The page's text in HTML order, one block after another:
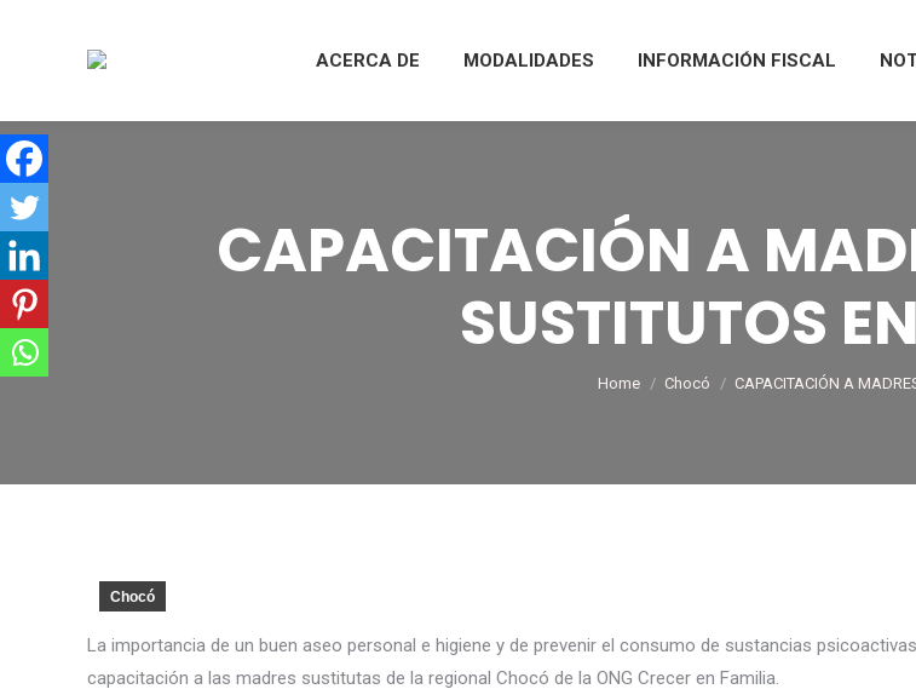
ACERCA DE MODALIDADES INFORMACIÓN FISCAL
CAPACITACIÓN A
SUSTITUTOS
You are here:
Home Chocó CAPACITACIÓN A
Chocó
La importancia de un buen aseo personal e higiene y de prevenir el consumo de sustancias
capacitación a las madres sustitutas de la regional Chocó de la ONG Crecer en Familia.